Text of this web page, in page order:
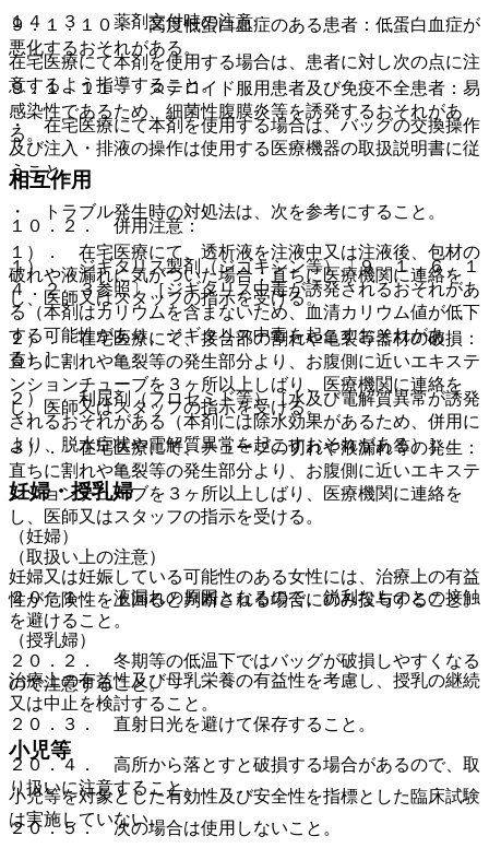
１４．３． 薬剤交付時の注意
在宅医療にて本剤を使用する場合は、患者に対し次の点に注
意するよう指導すること。
・ 在宅医療にて本剤を使用する場合は、バッグの交換操作
及び注入・排液の操作は使用する医療機器の取扱説明書に従
うこと。
・ トラブル発生時の対処法は、次を参考にすること。
１）． 在宅医療にて、透析液を注液中又は注液後、包材の
破れや液漏れに気がついた場合：直ちに医療機関に連絡を
し、医師又はスタッフの指示を受ける。
２）． 在宅医療にて、接合部の割れや亀裂等器材の破損：
直ちに割れや亀裂等の発生部分より、お腹側に近いエキステ
ンションチューブを３ヶ所以上しばり、医療機関に連絡を
し、医師又はスタッフの指示を受ける。
３）． 在宅医療にて、チューブの切れや液漏れ等の発生：
直ちに割れや亀裂等の発生部分より、お腹側に近いエキステ
ンションチューブを３ヶ所以上しばり、医療機関に連絡を
し、医師又はスタッフの指示を受ける。
（取扱い上の注意）
２０．１． 液漏れの原因となるので、鋭利なものとの接触
を避けること。
２０．２． 冬期等の低温下ではバッグが破損しやすくなる
ので注意すること。
２０．３． 直射日光を避けて保存すること。
２０．４． 高所から落とすと破損する場合があるので、取
り扱いに注意すること。
２０．５． 次の場合は使用しないこと。
９．１．１０． 高度低蛋白血症のある患者：低蛋白血症が
悪化するおそれがある。
９．１．１１． ステロイド服用患者及び免疫不全患者：易
感染性であるため、細菌性腹膜炎等を誘発するおそれがあ
る。
相互作用
１０．２． 併用注意：
１）． ジギタリス製剤（ジゴキシン等）〔９．１．６、１
４．２．３参照〕［ジギタリス中毒が誘発されるおそれがあ
る（本剤はカリウムを含まないため、血清カリウム値が低下
する可能性があり、ジギタリス中毒を起こすおそれがあ
る）］。
２）． 利尿剤（フロセミド等）［水及び電解質異常が誘発
されるおそれがある（本剤には除水効果があるため、併用に
より、脱水症状や電解質異常を起こすおそれがある）］。
妊婦・授乳婦
（妊婦）
妊婦又は妊娠している可能性のある女性には、治療上の有益
性が危険性を上回ると判断される場合にのみ投与すること。
（授乳婦）
治療上の有益性及び母乳栄養の有益性を考慮し、授乳の継続
又は中止を検討すること。
小児等
小児等を対象とした有効性及び安全性を指標とした臨床試験
は実施していない。